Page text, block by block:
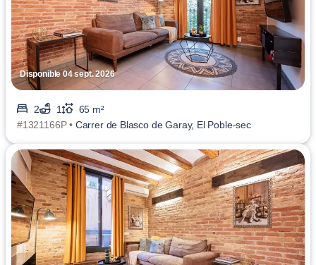
Disponible 04 sept. 2026
2 1
65 m²
#1321166P • Carrer de Blasco de Garay, El Poble-sec